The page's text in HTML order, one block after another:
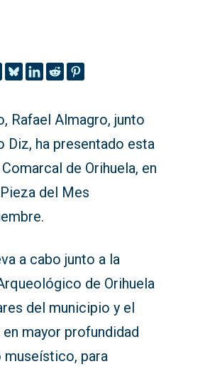
Rafael Almagro, junto
Diz, ha presentado esta
de Orihuela, en
del Mes
a cabo junto a la
de Orihuela
del municipio y el
mayor profundidad
para